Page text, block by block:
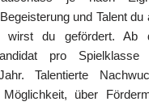
und Talent du
wirst du gefördert. Ab
pro Spielklasse
Talentierte
über